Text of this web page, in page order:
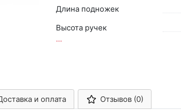
Длина подножек
Высота ручек
...
и оплата Отзывов (0)